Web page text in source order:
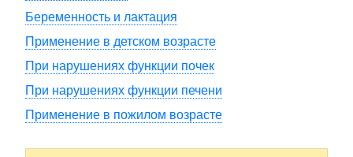
Беременность и лактация
Применение в детском возрасте
При нарушениях функции почек
При нарушениях функции печени
Применение в пожилом возрасте